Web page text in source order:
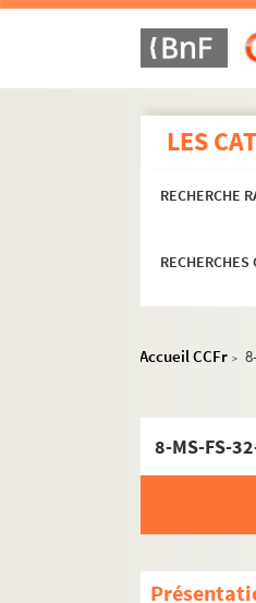
LES
RECHERCHE
RECHERCHES
Accueil CCFr >
8-MS-FS-